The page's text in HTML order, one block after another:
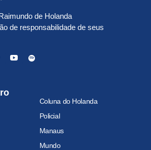
de Holanda
de responsabilidade de seus
Coluna do Holanda
Policial
Manaus
Mundo